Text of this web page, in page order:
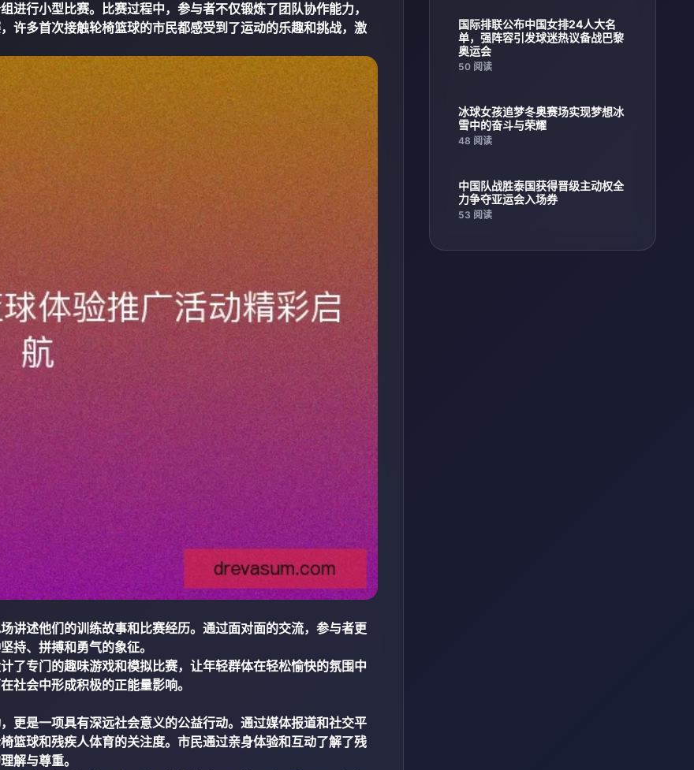
行小型比赛。比赛过程中，参与者不仅锻炼了团队协作能力，
许多首次接触轮椅篮球的市民都感受到了运动的乐趣和挑战，激
讲述他们的训练故事和比赛经历。通过面对面的交流，参与者更
持、拼搏和勇气的象征。
了专门的趣味游戏和模拟比赛，让年轻群体在轻松愉快的氛围中
社会中形成积极的正能量影响。
更是一项具有深远社会意义的公益行动。通过媒体报道和社交平
篮球和残疾人体育的关注度。市民通过亲身体验和互动了解了残
解与尊重。
国际排联公布中国女排24人大名
单，强阵容引发球迷热议备战巴黎
奥运会
50 阅读
冰球女孩追梦冬奥赛场实现梦想冰
雪中的奋斗与荣耀
48 阅读
中国队战胜泰国获得晋级主动权全
力争夺亚运会入场券
53 阅读